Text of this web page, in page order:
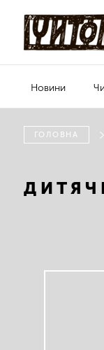
Новини
ГОЛОВНА